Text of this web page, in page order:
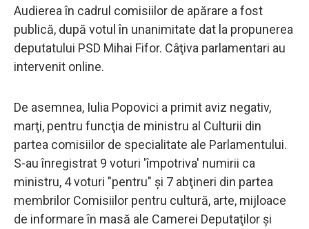
Audierea în cadrul comisiilor de apărare a fost
publică, după votul în unanimitate dat la propunerea
deputatului PSD Mihai Fifor. Câţiva parlamentari au
intervenit online.
De asemnea, Iulia Popovici a primit aviz negativ,
marţi, pentru funcţia de ministru al Culturii din
partea comisiilor de specialitate ale Parlamentului.
S-au înregistrat 9 voturi 'împotriva' numirii ca
ministru, 4 voturi "pentru" şi 7 abţineri din partea
membrilor Comisiilor pentru cultură, arte, mijloace
de informare în masă ale Camerei Deputaţilor şi